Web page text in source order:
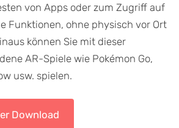
von Apps oder zum Zugriff auf
Funktionen, ohne physisch vor Ort
können Sie mit dieser
AR-Spiele wie Pokémon Go,
usw. spielen.
Download